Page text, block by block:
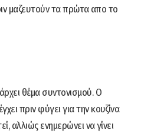
μαζευτούν τα πρώτα απο το
θέμα συντονισμού. Ο
πριν φύγει για την κουζίνα
αλλιώς ενημερώνει να γίνει